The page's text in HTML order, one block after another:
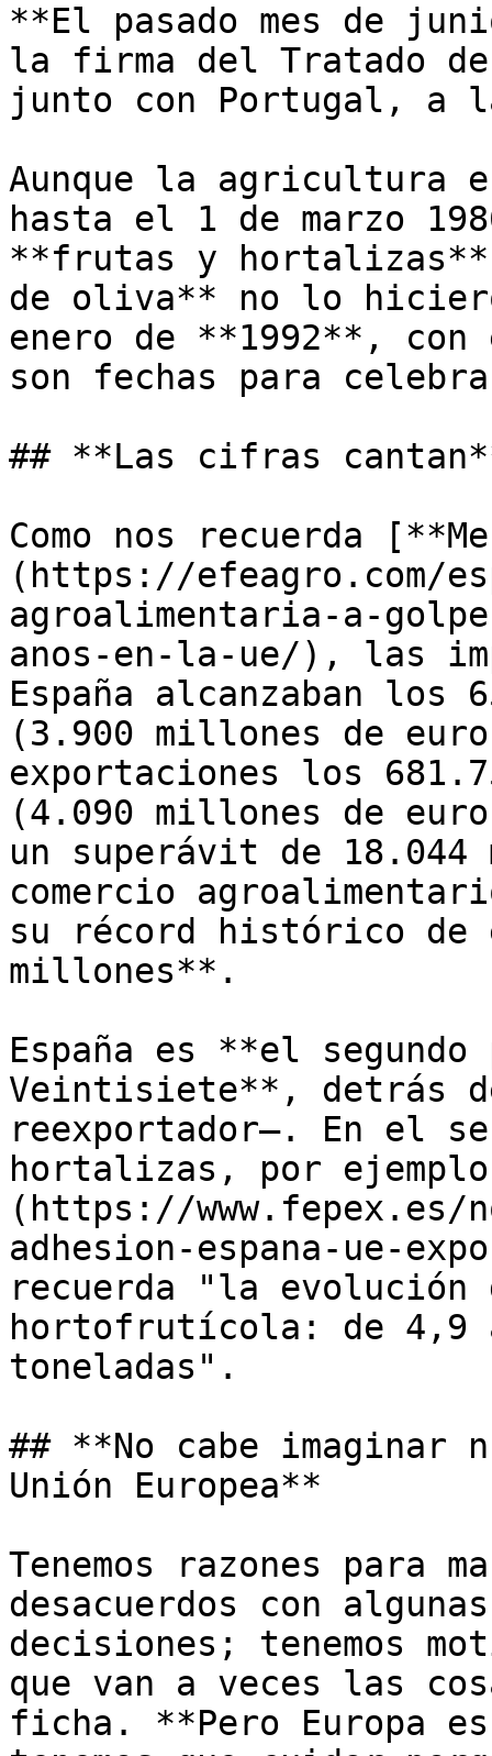
**El pasado mes de
la firma del Tratado
junto con Portugal, a
Aunque la agricultura
hasta el 1 de marzo
**frutas y
de oliva** no lo
enero de **1992**,
son fechas para
## **Las cifras
Como nos recuerda
(https://efeagro.com/
agroalimentaria-a-
anos-en-la-ue/), las
España alcanzaban los
(3.900 millones de
exportaciones los
(4.090 millones de
un superávit de
comercio
su récord histórico de
millones**.
España es **el
Veintisiete**, detrás
reexportador—. En el
hortalizas, por
(https://
adhesion-espana-ue-
recuerda "la evolución
hortofrutícola: de 4,9
toneladas".
## **No cabe imaginar
Unión Europea**
Tenemos razones para
desacuerdos con
decisiones; tenemos
que van a veces las
ficha. **Pero Europa